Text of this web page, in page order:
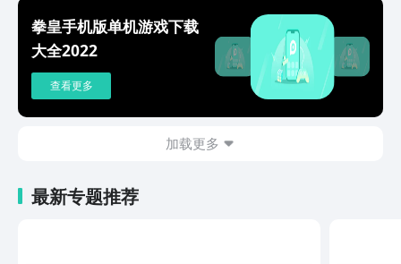
拳皇手机版单机游戏下载
大全2022
查看更多
加载更多
最新专题推荐